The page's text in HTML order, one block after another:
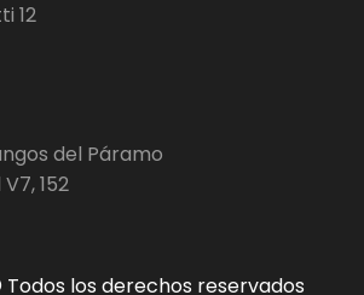
12
del Páramo
152
los derechos reservados